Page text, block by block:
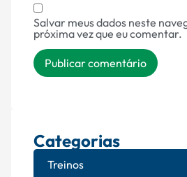
Salvar meus dados neste
próxima vez que eu comentar.
Categorias
Treinos